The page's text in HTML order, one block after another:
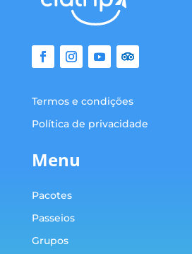
Termos e condições
Política de privacidade
Menu
Pacotes
Passeios
Grupos